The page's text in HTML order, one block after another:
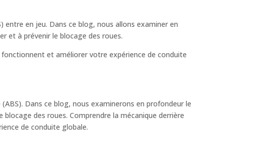
entre en jeu. Dans ce blog, nous allons examiner en
et à prévenir le blocage des roues.
fonctionnent et améliorer votre expérience de conduite
Dans ce blog, nous examinerons en profondeur le
des roues. Comprendre la mécanique derrière
de conduite globale.